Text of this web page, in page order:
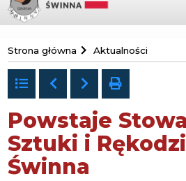
Przejdź
do
strony
głównej
Urząd
Gminy
Świnna
Strona główna Aktualności
Powrót
do
listy
Poprzedni
Następny
drukuj
Powstaje
Sztuki i
Świnna